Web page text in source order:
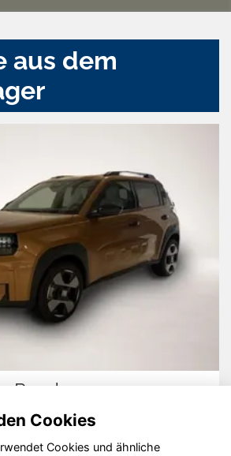
aus dem
Panda
Cookies
Cookies und ähnliche